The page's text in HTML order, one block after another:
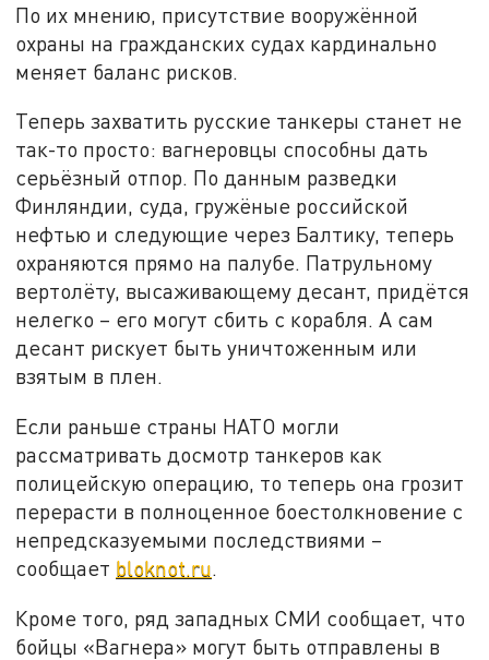
По их мнению, присутствие вооружённой
охраны на гражданских судах кардинально
меняет баланс рисков.
Теперь захватить русские танкеры станет не
так-то просто: вагнеровцы способны дать
серьёзный отпор. По данным разведки
Финляндии, суда, гружёные российской
нефтью и следующие через Балтику, теперь
охраняются прямо на палубе. Патрульному
вертолёту, высаживающему десант, придётся
нелегко – его могут сбить с корабля. А сам
десант рискует быть уничтоженным или
взятым в плен.
Если раньше страны НАТО могли
рассматривать досмотр танкеров как
полицейскую операцию, то теперь она грозит
перерасти в полноценное боестолкновение с
непредсказуемыми последствиями –
сообщает bloknot.ru.
Кроме того, ряд западных СМИ сообщает, что
бойцы «Вагнера» могут быть отправлены в